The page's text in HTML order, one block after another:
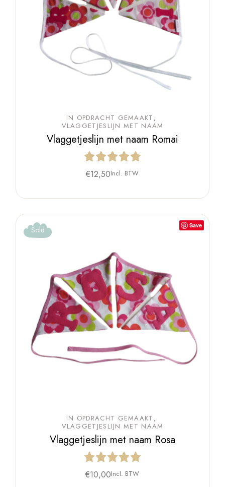
IN OPDRACHT GEMAAKT
VLAGGETJESLIJN MET NAAM
Vlaggetjeslijn met naam Romai
€12,50Incl. BTW
Save
Sold
IN OPDRACHT GEMAAKT
VLAGGETJESLIJN MET NAAM
Vlaggetjeslijn met naam Rosa
€10,00Incl. BTW